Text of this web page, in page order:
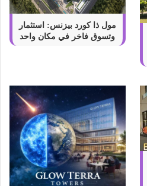
مول ذا كورد بيزنس: استثمار
وتسوق فاخر في مكان واحد